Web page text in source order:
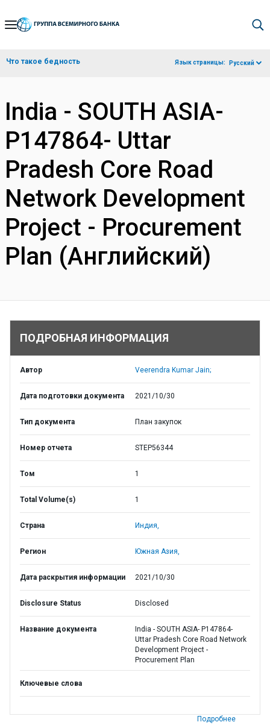
Skip
Navigation
Что такое бедность Язык страницы: Русский
India - SOUTH ASIA-
P147864- Uttar
Pradesh Core Road
Network Development
Project - Procurement
Plan (Английский)
ПОДРОБНАЯ ИНФОРМАЦИЯ
Автор Veerendra Kumar Jain;
Дата подготовки документа 2021/10/30
Тип документа План закупок
Номер отчета STEP56344
Том 1
Total Volume(s) 1
Страна Индия,
Регион Южная Азия,
Дата раскрытия информации 2021/10/30
Disclosure Status Disclosed
Название документа
India - SOUTH ASIA- P147864-
Uttar Pradesh Core Road Network
Development Project -
Procurement Plan
Ключевые слова
Подробнее